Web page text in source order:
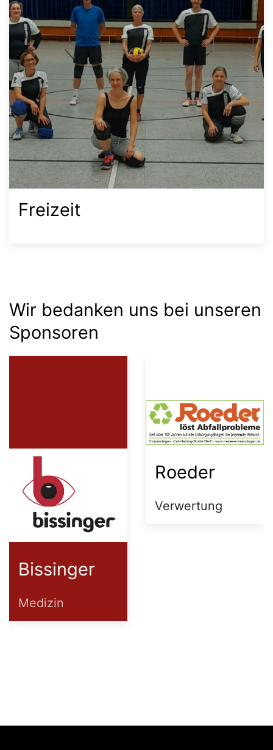
Freizeit
Wir bedanken uns bei unseren
Sponsoren
Volz
BuddyStar